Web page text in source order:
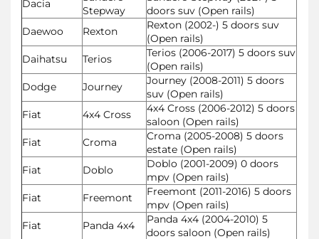
Dacia
Stepway
doors suv (Open rails)
Daewoo
Rexton
Rexton (2002-) 5 doors suv
(Open rails)
Daihatsu
Terios
Terios (2006-2017) 5 doors suv
(Open rails)
Dodge
Journey
Journey (2008-2011) 5 doors
suv (Open rails)
Fiat
4x4 Cross
4x4 Cross (2006-2012) 5 doors
saloon (Open rails)
Fiat
Croma
Croma (2005-2008) 5 doors
estate (Open rails)
Fiat
Doblo
Doblo (2001-2009) 0 doors
mpv (Open rails)
Fiat
Freemont
Freemont (2011-2016) 5 doors
mpv (Open rails)
Fiat
Panda 4x4
Panda 4x4 (2004-2010) 5
doors saloon (Open rails)